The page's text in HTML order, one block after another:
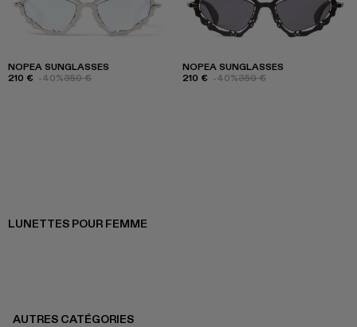
NOPEA SUNGLASSES
210 € -40%350 €
NOPEA SUNGLASSES
210 € -40%350 €
LUNETTES POUR FEMME
AUTRES CATÉGORIES